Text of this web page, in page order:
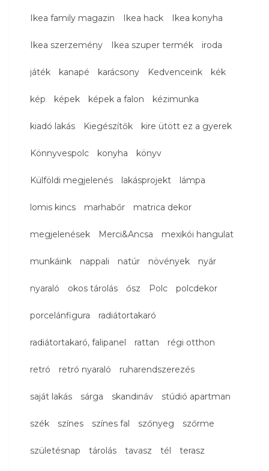
Ikea family magazin Ikea hack Ikea konyha
Ikea szerzemény Ikea szuper termék iroda
játék kanapé karácsony Kedvenceink kék
kép képek képek a falon kézimunka
kiadó lakás Kiegészítők kire ütött ez a gyerek
Könnyvespolc konyha könyv
Külföldi megjelenés lakásprojekt lámpa
lomis kincs marhabőr matrica dekor
megjelenések Merci&Ancsa mexikói hangulat
munkáink nappali natúr növények nyár
nyaraló okos tárolás ősz Polc polcdekor
porcelánfigura radiátortakaró
radiátortakaró, falipanel rattan régi otthon
retró retró nyaraló ruharendszerezés
saját lakás sárga skandináv stúdió apartman
szék színes színes fal szőnyeg szőrme
születésnap tárolás tavasz tél terasz